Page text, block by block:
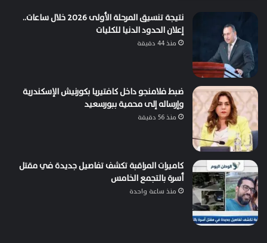
نتيجة تنسيق المرحلة الأولى 2026 خلال ساعات..
إعلان الحدود الدنيا للكليات
منذ 44 دقيقة
ضبط فلامنجو داخل كافتيريا بكورنيش الإسكندرية
وإرساله إلى محمية ببورسعيد
منذ 56 دقيقة
كاميرات المراقبة تكشف تفاصيل جديدة في مقتل
أسرة بالتجمع الخامس
منذ ساعة واحدة